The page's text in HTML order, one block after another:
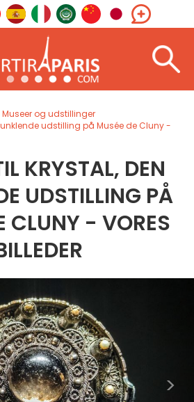
Museer og udstillinger
udstilling på Musée de Cluny -
KRYSTAL, DEN
UDSTILLING PÅ
CLUNY - VORES
>